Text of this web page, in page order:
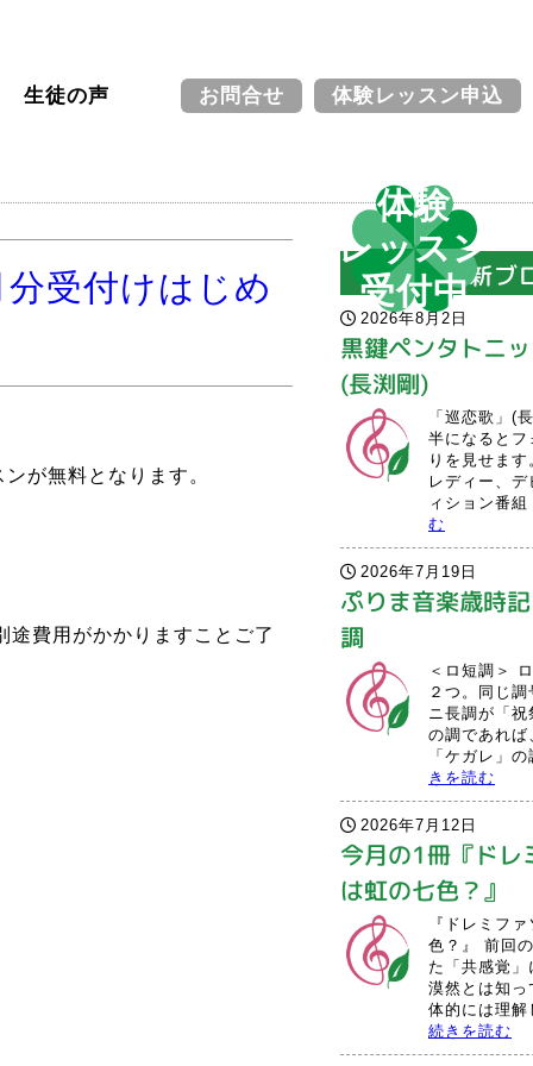
生徒の声 お問合せ 体験レッスン申込
受付けはじめ
が無料となります。
費用がかかりますことご了
最新ブ
2026年8月2日
黒鍵ペンタトニ
(長渕剛)
「巡恋歌」(
半になると
りを見せま
レディー、
ィション番
む
2026年7月19日
ぷりま音楽歳時
調
＜ロ短調＞
２つ。同じ
ニ長調が「
の調であれ
「ケガレ」
きを読む
2026年7月12日
今月の1冊『ドレ
は虹の七色？』
『ドレミフ
色？』 前回
た「共感覚
漠然とは知
体的には理
続きを読む
体験
レッスン
受付中